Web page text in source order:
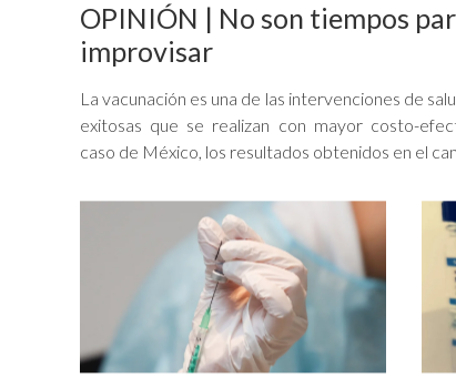
OPINIÓN | No son tiempos
improvisar
La vacunación es una de las intervenciones de
exitosas que se realizan con mayor costo-
caso de México, los resultados obtenidos en el